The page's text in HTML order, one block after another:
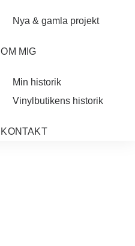
Nya & gamla projekt
OM MIG
Min historik
Vinylbutikens historik
KONTAKT